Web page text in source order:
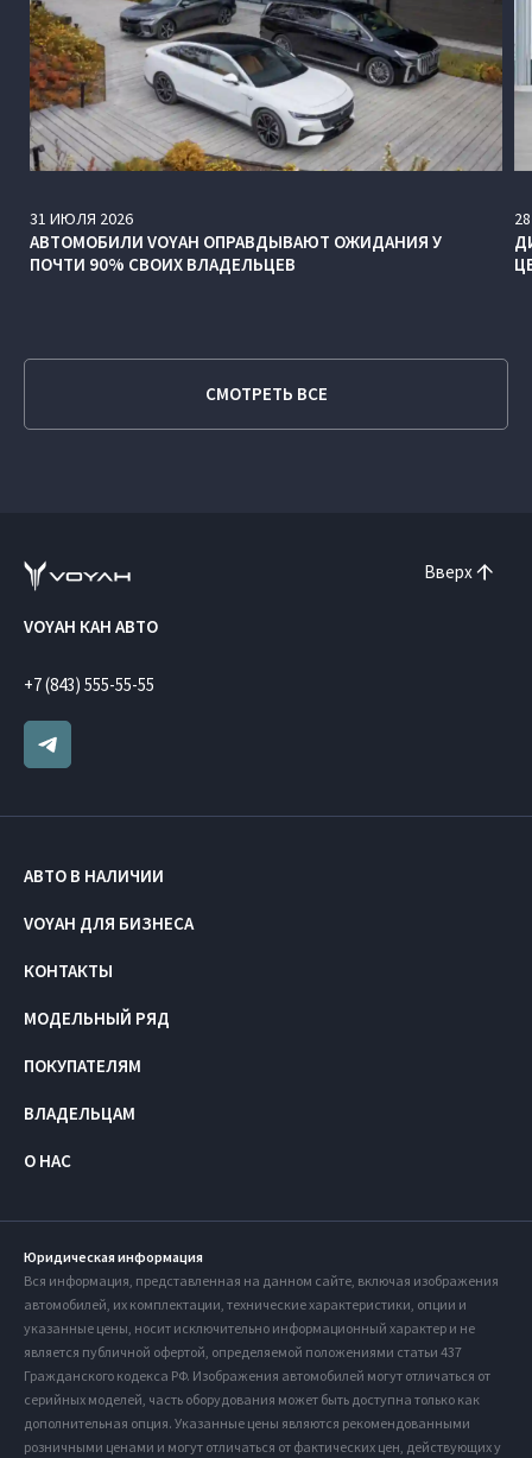
31 ИЮЛЯ 2026
АВТОМОБИЛИ VOYAH ОПРАВДЫВАЮТ ОЖИДАНИЯ У
ПОЧТИ 90% СВОИХ ВЛАДЕЛЬЦЕВ
28
СМОТРЕТЬ ВСЕ
Вверх
VOYAH КАН АВТО
+7 (843) 555-55-55
АВТО В НАЛИЧИИ
VOYAH ДЛЯ БИЗНЕСА
КОНТАКТЫ
МОДЕЛЬНЫЙ РЯД
ПОКУПАТЕЛЯМ
ВЛАДЕЛЬЦАМ
О НАС
Юридическая информация
Вся информация, представленная на данном сайте, включая изображения
автомобилей, их комплектации, технические характеристики, опции и
указанные цены, носит исключительно информационный характер и не
является публичной офертой, определяемой положениями статьи 437
Гражданского кодекса РФ. Изображения автомобилей могут отличаться от
серийных моделей, часть оборудования может быть доступна только как
дополнительная опция. Указанные цены являются рекомендованными
розничными ценами и могут отличаться от фактических цен, действующих у